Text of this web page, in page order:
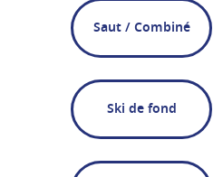
Saut / Combiné
Ski de fond